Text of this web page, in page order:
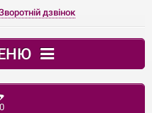
дзвінок
0